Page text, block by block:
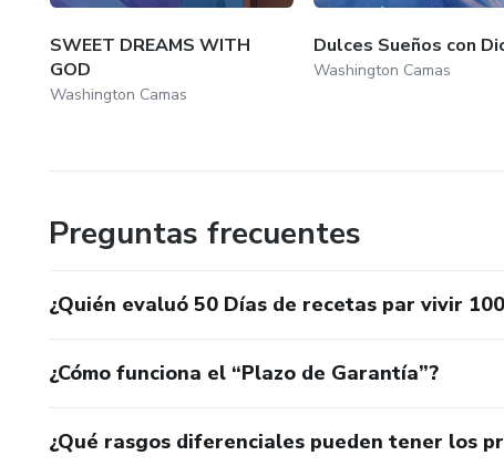
SWEET DREAMS WITH
GOD
Washington Camas
Dulces Sueños con
Washington Camas
Preguntas frecuentes
¿Quién evaluó 50 Días de recetas par vivir
¿Cómo funciona el “Plazo de Garantía”?
¿Qué rasgos diferenciales pueden tener los